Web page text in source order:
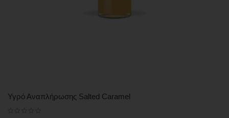
Υγρό Αναπλήρωσης Salted Caramel